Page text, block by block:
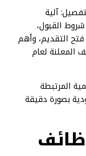
آلية
القبول،
التقديم، وأهم
المعلنة لعام
المرتبطة
بصورة دقيقة